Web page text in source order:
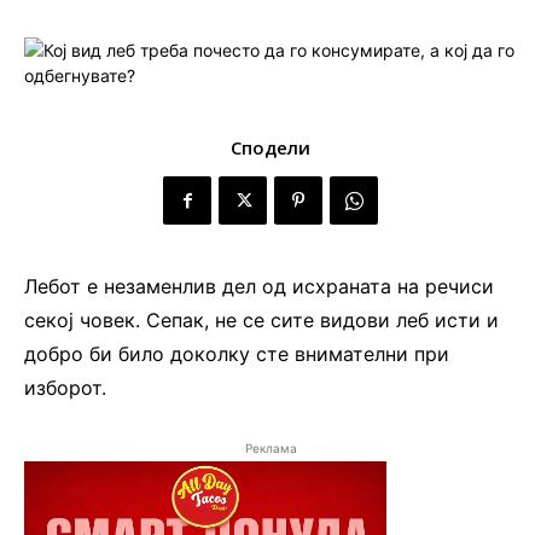
Сподели
Лебот е незаменлив дел од исхраната на речиси
секој човек. Сепак, не се сите видови леб исти и
добро би било доколку сте внимателни при
изборот.
Реклама